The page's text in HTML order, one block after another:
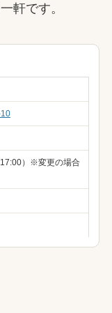
軒です。
）※変更の場合